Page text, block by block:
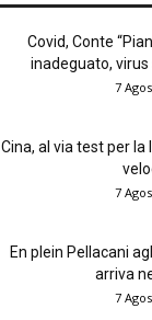
Covid, Conte
inadeguato,
7
Cina, al via test per
7
En plein Pellacani
arriva
7